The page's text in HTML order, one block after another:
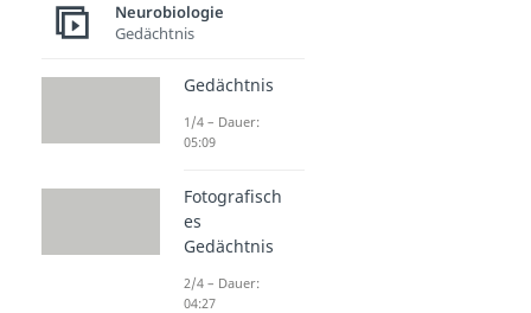
Neurobiologie
Gedächtnis
Gedächtnis
1/4 – Dauer:
05:09
Fotografisch
es
Gedächtnis
2/4 – Dauer:
04:27